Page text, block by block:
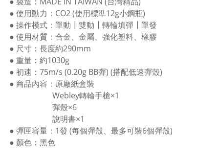
● 使用動力：CO2 (使用標準12g小鋼瓶)
● 操作模式：單動 ┃雙動┃轉輪填彈┃單發
● 使用材質：合金、金屬、強化塑料、橡膠
● 尺寸：長度約290mm
● 重量：約1030g
● 初速：75m/s (0.20g BB彈) (搭配低速彈殼)
● 商品內容：原廠紙盒裝
Webley轉輪手槍×1
彈殼×6
說明書×1
● 彈匣容量：1發 (每個彈殼、最多可裝6個彈殼)
● 顏色：黑色